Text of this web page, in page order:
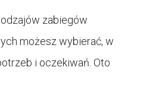
zabiegów
możesz wybierać, w
i oczekiwań. Oto